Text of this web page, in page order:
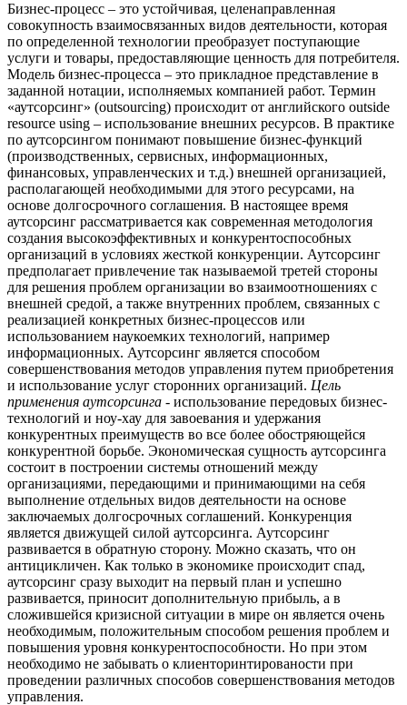
Бизнес-процесс – это устойчивая, целенаправленная
совокупность взаимосвязанных видов деятельности, которая
по определенной технологии преобразует поступающие
услуги и товары, предоставляющие ценность для потребителя.
Модель бизнес-процесса – это прикладное представление в
заданной нотации, исполняемых компанией работ. Термин
«аутсорсинг» (outsourcing) происходит от английского outside
resource using – использование внешних ресурсов. В практике
по аутсорсингом понимают повышение бизнес-функций
(производственных, сервисных, информационных,
финансовых, управленческих и т.д.) внешней организацией,
располагающей необходимыми для этого ресурсами, на
основе долгосрочного соглашения. В настоящее время
аутсорсинг рассматривается как современная методология
создания высокоэффективных и конкурентоспособных
организаций в условиях жесткой конкуренции. Аутсорсинг
предполагает привлечение так называемой третей стороны
для решения проблем организации во взаимоотношениях с
внешней средой, а также внутренних проблем, связанных с
реализацией конкретных бизнес-процессов или
использованием наукоемких технологий, например
информационных. Аутсорсинг является способом
совершенствования методов управления путем приобретения
и использование услуг сторонних организаций. Цель
применения аутсорсинга - использование передовых бизнес-
технологий и ноу-хау для завоевания и удержания
конкурентных преимуществ во все более обостряющейся
конкурентной борьбе. Экономическая сущность аутсорсинга
состоит в построении системы отношений между
организациями, передающими и принимающими на себя
выполнение отдельных видов деятельности на основе
заключаемых долгосрочных соглашений. Конкуренция
является движущей силой аутсорсинга. Аутсорсинг
развивается в обратную сторону. Можно сказать, что он
антицикличен. Как только в экономике происходит спад,
аутсорсинг сразу выходит на первый план и успешно
развивается, приносит дополнительную прибыль, а в
сложившейся кризисной ситуации в мире он является очень
необходимым, положительным способом решения проблем и
повышения уровня конкурентоспособности. Но при этом
необходимо не забывать о клиенторинтированости при
проведении различных способов совершенствования методов
управления.